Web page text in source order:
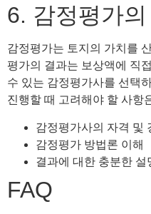
6. 감정평가
감정평가는 토지의 가치를
평가의 결과는 보상액에 직
수 있는 감정평가사를 선택
진행할 때 고려해야 할 사항
감정평가사의 자격 및
감정평가 방법론 이해
결과에 대한 충분한 설
FAQ